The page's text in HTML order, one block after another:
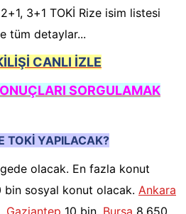
3+1 TOKİ Rize isim listesi
tüm detaylar...
CANLI İZLE
SORGULAMAK
TOKİ YAPILACAK?
olacak. En fazla konut
bin sosyal konut olacak. Ankara